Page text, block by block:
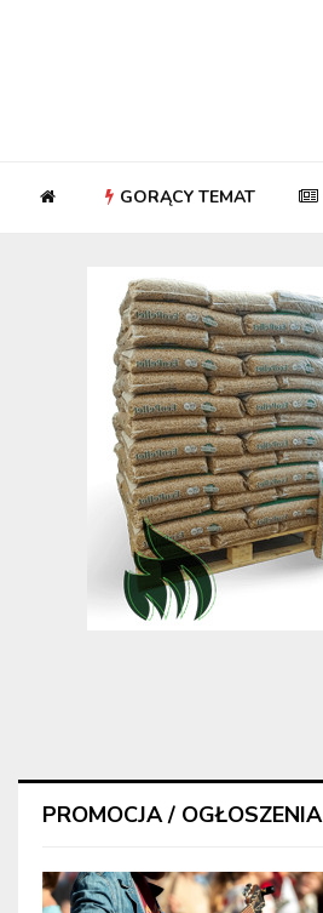
GORĄCY TEMAT
PROMOCJA / OGŁOSZENIA